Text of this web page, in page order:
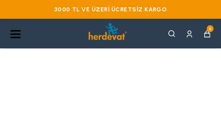
3000 TL VE ÜZERI ÜCRETSIZ KARGO
0